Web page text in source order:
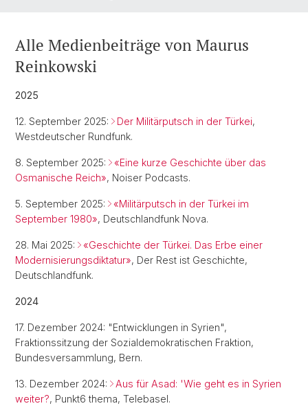
Alle Medienbeiträge von Maurus
Reinkowski
2025
12. September 2025: Der Militärputsch in der Türkei,
Westdeutscher Rundfunk.
8. September 2025:
«Eine kurze Geschichte über das
Osmanische Reich», Noiser Podcasts.
5. September 2025:
«Militärputsch in der Türkei im
September 1980», Deutschlandfunk Nova.
28. Mai 2025:
«Geschichte der Türkei. Das Erbe einer
Modernisierungsdiktatur», Der Rest ist Geschichte,
Deutschlandfunk.
2024
17. Dezember 2024: "Entwicklungen in Syrien",
Fraktionssitzung der Sozialdemokratischen Fraktion,
Bundesversammlung, Bern.
13. Dezember 2024:
Aus für Asad: 'Wie geht es in Syrien
weiter?, Punkt6 thema, Telebasel.